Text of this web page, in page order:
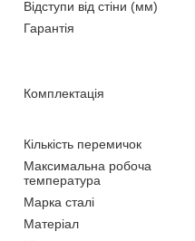
Відступи від стіни (мм)
Гарантія
Комплектація
Кількість перемичок
Максимальна робоча
температура
Марка сталі
Матеріал